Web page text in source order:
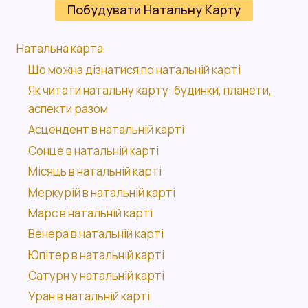
Побудувати Натальну Карту
Натальна карта
Що можна дізнатися по натальній карті
Як читати натальну карту: будинки, планети,
аспекти разом
Асцендент в натальній карті
Сонце в натальній карті
Місяць в натальній карті
Меркурій в натальній карті
Марс в натальній карті
Венера в натальній карті
Юпітер в натальній карті
Сатурн у натальній карті
Уран в натальній карті